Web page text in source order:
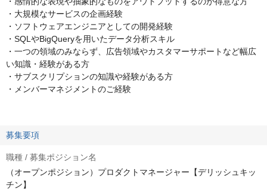
・大規模なサービスの企画経験
・ソフトウェアエンジニアとしての開発経験
・SQLやBigQueryを用いたデータ分析スキル
・一つの領域のみならず、広告領域やカスタマーサポートなど幅広
い知識・経験がある方
・サブスクリプションの知識や経験がある方
・メンバーマネジメントのご経験
募集要項
職種 / 募集ポジション名
（オープンポジション）プロダクトマネージャー【デリッシュキッ
チン】